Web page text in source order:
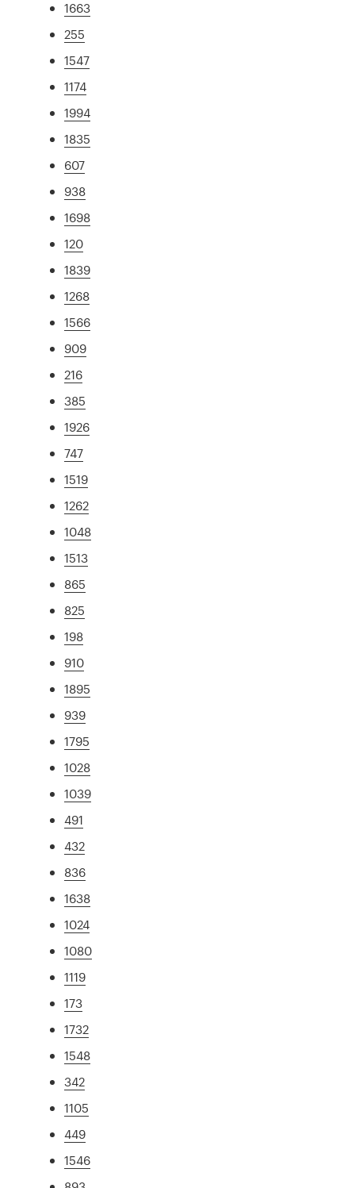
1663
255
1547
1174
1994
1835
607
938
1698
120
1839
1268
1566
909
216
385
1926
747
1519
1262
1048
1513
865
825
198
910
1895
939
1795
1028
1039
491
432
836
1638
1024
1080
1119
173
1732
1548
342
1105
449
1546